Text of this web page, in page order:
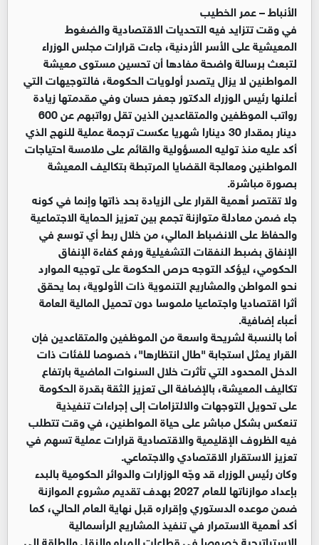
الأنباط – عمر الخطيب
في وقت تتزايد فيه التحديات الاقتصادية والضغوط
المعيشية على الأسر الأردنية، جاءت قرارات مجلس الوزراء
لتبعث برسالة واضحة مفادها أن تحسين مستوى معيشة
المواطنين لا يزال يتصدر أولويات الحكومة، فالتوجيهات التي
أعلنها رئيس الوزراء الدكتور جعفر حسان وفي مقدمتها زيادة
رواتب الموظفين والمتقاعدين الذين تقل رواتبهم عن 600
دينار بمقدار 30 دينارا شهريا عكست ترجمة عملية للنهج الذي
أكد عليه منذ توليه المسؤولية والقائم على ملامسة احتياجات
المواطنين ومعالجة القضايا المرتبطة بتكاليف المعيشة
بصورة مباشرة.
ولا تقتصر أهمية القرار على الزيادة بحد ذاتها وإنما في كونه
جاء ضمن معادلة متوازنة تجمع بين تعزيز الحماية الاجتماعية
والحفاظ على الانضباط المالي، من خلال ربط أي توسع في
الإنفاق بضبط النفقات التشغيلية ورفع كفاءة الإنفاق
الحكومي، ليؤكد التوجه حرص الحكومة على توجيه الموارد
نحو المواطن والمشاريع التنموية ذات الأولوية، بما يحقق
أثرا اقتصاديا واجتماعيا ملموسا دون تحميل المالية العامة
أعباء إضافية.
أما بالنسبة لشريحة واسعة من الموظفين والمتقاعدين فإن
القرار يمثل استجابة "طال انتظارها"، خصوصا للفئات ذات
الدخل المحدود التي تأثرت خلال السنوات الماضية بارتفاع
تكاليف المعيشة، بالإضافة الى تعزيز الثقة بقدرة الحكومة
على تحويل التوجهات والالتزامات إلى إجراءات تنفيذية
تنعكس بشكل مباشر على حياة المواطنين، في وقت تتطلب
فيه الظروف الإقليمية والاقتصادية قرارات عملية تسهم في
تعزيز الاستقرار الاقتصادي والاجتماعي.
وكان رئيس الوزراء قد وجّه الوزارات والدوائر الحكومية بالبدء
بإعداد موازناتها للعام 2027 بهدف تقديم مشروع الموازنة
ضمن موعده الدستوري وإقراره قبل نهاية العام الحالي، كما
أكد أهمية الاستمرار في تنفيذ المشاريع الرأسمالية
الاستراتيجية خصوصا في قطاعات المياه والنقل والطاقة إلى